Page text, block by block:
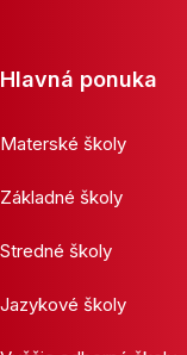
Hlavná ponuka
Materské školy
Základné školy
Stredné školy
Jazykové školy